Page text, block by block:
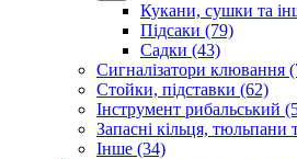
Кукани, сушки та
Підсаки (79)
Садки (43)
Сигналізатори клювання
Стойки, підставки (62)
Інструмент рибальський
Запасні кільця, тюльпани
Інше (34)